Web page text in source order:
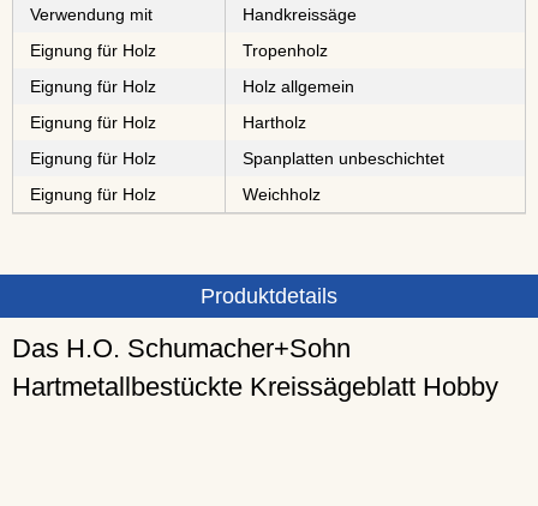
Verwendung mit
Handkreissäge
Eignung für Holz
⁠⁠⁠⁠⁠Tropenholz
Eignung für Holz
Holz allgemein
Eignung für Holz
⁠⁠⁠Hartholz
Eignung für Holz
⁠⁠⁠⁠⁠⁠⁠⁠Spanplatten unbeschichtet
Eignung für Holz
⁠Weichholz
Produktdetails
Das H.O. Schumacher+Sohn
Hartmetallbestückte Kreissägeblatt Hobby